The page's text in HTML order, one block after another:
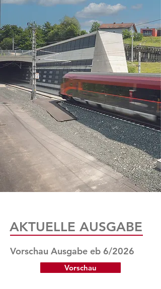
AKTUELLE AUSGABE
Vorschau Ausgabe eb 6/2026
Vorschau